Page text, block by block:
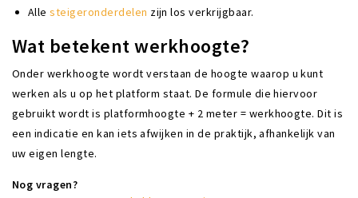
Allesteigeronderdelen zijn los verkrijgbaar.
Wat betekent werkhoogte?
Onder werkhoogte wordt verstaan de hoogte waarop u kunt
werken als u op het platform staat. De formule die hiervoor
gebruikt wordt is platformhoogte + 2 meter = werkhoogte. Dit is
een indicatie en kan iets afwijken in de praktijk, afhankelijk van
uw eigen lengte.
Nog vragen?